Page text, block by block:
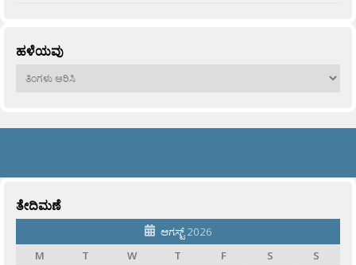
ಹಳೆಯವು
ಹಳೆಯವು
ತೇದಿಮಣೆ
ಆಗಸ್ಟ್ 2026
M
T W T F S
S